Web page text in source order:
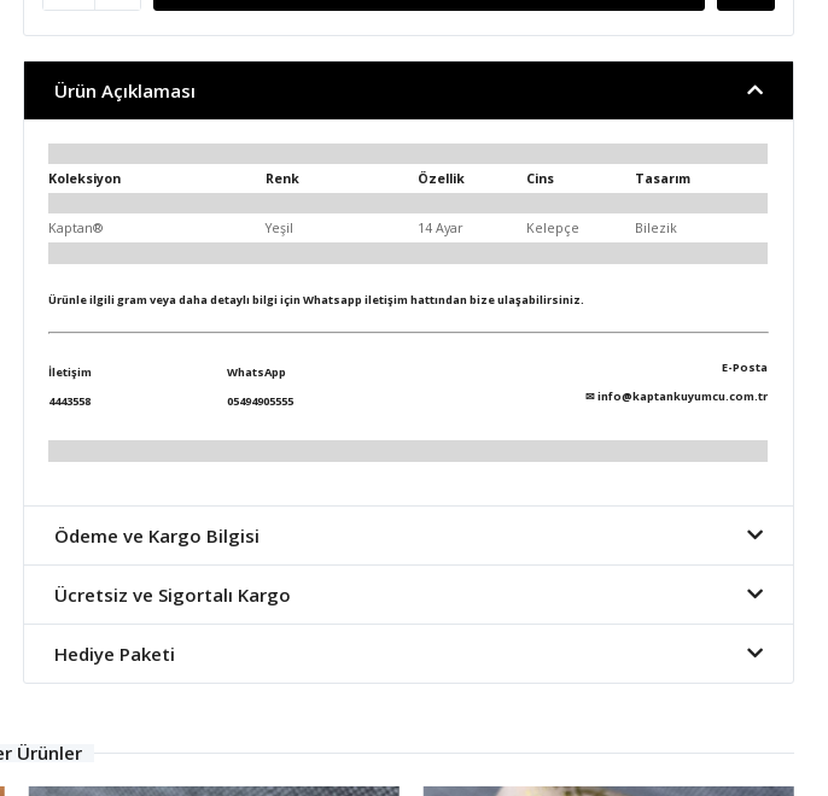
Ürün Açıklaması
Koleksiyon Renk Özellik Cins Tasarım
Kaptan® Yeşil 14 Ayar Kelepçe Bilezik
Ürünle ilgili gram veya daha detaylı bilgi için Whatsapp iletişim hattından bize ulaşabilirsiniz.
İletişim
4443558
WhatsApp
05494905555
E-Posta
✉info@kaptankuyumcu.com.tr
Ödeme ve Kargo Bilgisi
Ücretsiz ve Sigortalı Kargo
Hediye Paketi
Ürünler